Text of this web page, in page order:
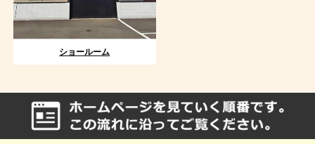
ショールーム